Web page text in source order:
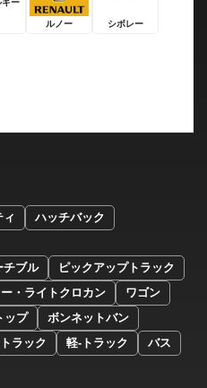
ギー
ルノー
シボレー
ハッチバック
チブル
ピックアップトラック
・ライトクロカン
ワゴン
ップ
ボンネットバン
トラック 軽-トラック バス